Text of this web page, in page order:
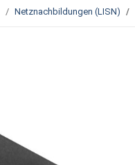
Netznachbildungen (LISN)